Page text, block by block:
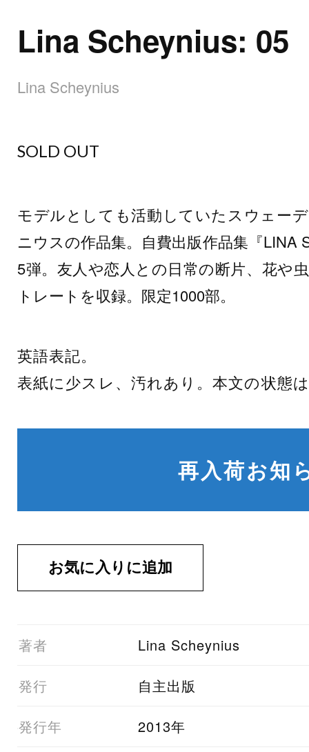
Lina Scheynius: 05
Lina Scheynius
SOLD OUT
モデルとしても活動していたスウェー
ニウスの作品集。自費出版作品集『LINA
5弾。友人や恋人との日常の断片、花や
トレートを収録。限定1000部。
英語表記。
表紙に少スレ、汚れあり。本文の状態
再入荷お知
01著者 Lina Scheynius
03発行 自主出版
05発行年 2013年